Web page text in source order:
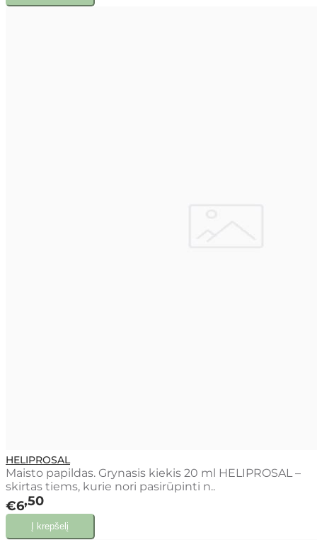
HELIPROSAL
Maisto papildas. Grynasis kiekis 20 ml HELIPROSAL –
skirtas tiems, kurie nori pasirūpinti n..
€6 50